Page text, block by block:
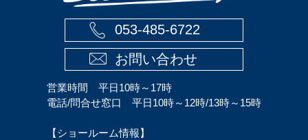
053-485-6722
お問い合わせ
営業時間 平日10時～17時
電話/問合せ窓口 平日10時～12時/13時～15時
【ショールーム情報】